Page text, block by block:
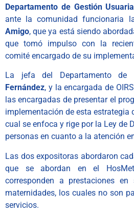
Departamento de Gestión Usuaria
ante la comunidad funcionaria
Amigo, que ya está siendo
que tomó impulso con la
comité encargado de su
La jefa del Departamento de
Fernández, y la encargada de
las encargadas de presentar el
implementación de esta estrategia
cual se enfoca y rige por la Ley de
personas en cuanto a la atención
Las dos expositoras abordaron
que se abordan en el
corresponden a prestaciones
maternidades, los cuales no son
servicios.